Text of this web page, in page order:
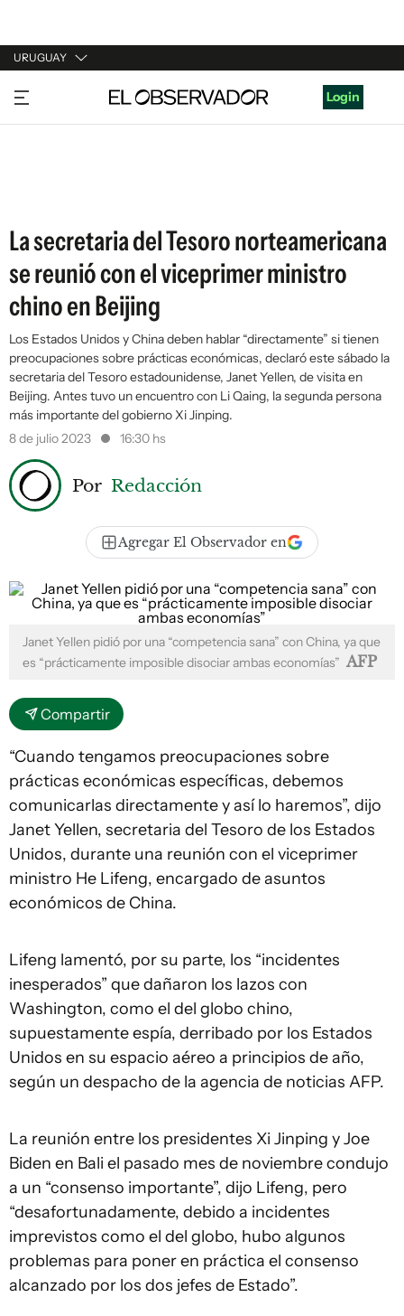
URUGUAY
URUGUAY
ARGENTINA
Login
La secretaria del Tesoro norteamericana
se reunió con el viceprimer ministro
chino en Beijing
Los Estados Unidos y China deben hablar “directamente” si tienen
preocupaciones sobre prácticas económicas, declaró este sábado la
secretaria del Tesoro estadounidense, Janet Yellen, de visita en
Beijing. Antes tuvo un encuentro con Li Qaing, la segunda persona
más importante del gobierno Xi Jinping.
8 de julio 2023
16:30 hs
Por Redacción
Agregar El Observador en
Janet Yellen pidió por una “competencia sana” con China, ya que
es “prácticamente imposible disociar ambas economías” AFP
Compartir
“Cuando tengamos preocupaciones sobre
prácticas económicas específicas, debemos
comunicarlas directamente y así lo haremos”, dijo
Janet Yellen, secretaria del Tesoro de los Estados
Unidos, durante una reunión con el viceprimer
ministro He Lifeng, encargado de asuntos
económicos de China.
Lifeng lamentó, por su parte, los “incidentes
inesperados” que dañaron los lazos con
Washington, como el del globo chino,
supuestamente espía, derribado por los Estados
Unidos en su espacio aéreo a principios de año,
según un despacho de la agencia de noticias AFP.
La reunión entre los presidentes Xi Jinping y Joe
Biden en Bali el pasado mes de noviembre condujo
a un “consenso importante”, dijo Lifeng, pero
“desafortunadamente, debido a incidentes
imprevistos como el del globo, hubo algunos
problemas para poner en práctica el consenso
alcanzado por los dos jefes de Estado”.